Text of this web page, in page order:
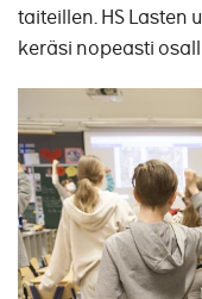
taiteillen. HS
keräsi nopeasti